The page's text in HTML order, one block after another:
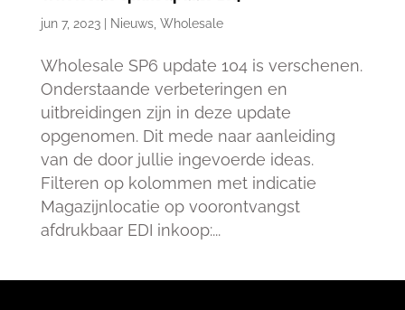
jun 7, 2023| Nieuws, Wholesale
Wholesale SP6 update 104 is verschenen.
Onderstaande verbeteringen en
uitbreidingen zijn in deze update
opgenomen. Dit mede naar aanleiding
van de door jullie ingevoerde ideas.
Filteren op kolommen met indicatie
Magazijnlocatie op voorontvangst
afdrukbaar EDI inkoop:...